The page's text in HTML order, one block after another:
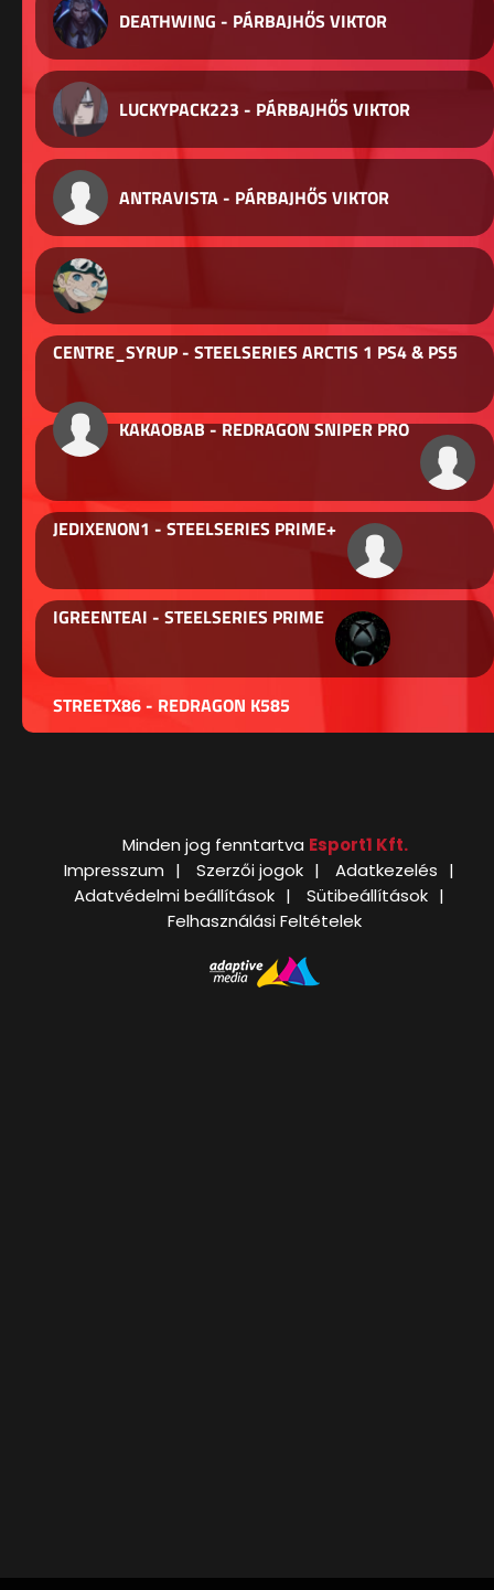
DEATHWING - PÁRBAJHŐS VIKTOR
LUCKYPACK223 - PÁRBAJHŐS VIKTOR
ANTRAVISTA - PÁRBAJHŐS VIKTOR
CENTRE_SYRUP - STEELSERIES ARCTIS 1 PS4 & PS5
KAKAOBAB - REDRAGON SNIPER PRO
JEDIXENON1 - STEELSERIES PRIME+
IGREENTEAI - STEELSERIES PRIME
STREETX86 - REDRAGON K585
Minden jog fenntartva Esport1 Kft.
Impresszum
Szerzői jogok
Adatkezelés
Adatvédelmi beállítások
Sütibeállítások
Felhasználási Feltételek